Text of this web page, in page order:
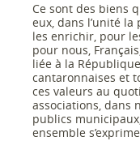
Ce sont des biens
eux, dans l’unité
les enrichir, pour
pour nous,
liée à la
cantaronnaises et
ces valeurs au
associations, dans
publics
ensemble